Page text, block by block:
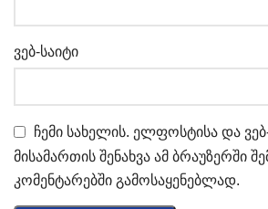
ვებ-საიტი
ჩემი სახელის. ელფოსტისა და
მისამართის შენახვა ამ ბრაუზერში
კომენტარებში გამოსაყენებლად.